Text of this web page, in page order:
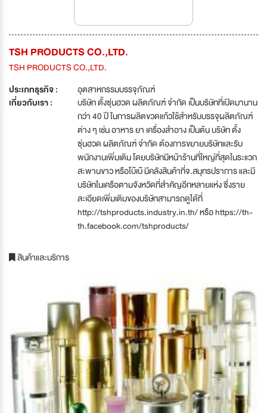
TSH PRODUCTS CO.,LTD.
TSH PRODUCTS CO.,LTD.
ประเภทธุรกิจ :
อุตสาหกรรมบรรจุภัณฑ์
เกี่ยวกับเรา :
บริษัท ตั้งซุ่นฮวด ผลิตภัณฑ์ จำกัด เป็นบริษัทที่เปิดมานาน
กว่า 40 ปี ในการผลิตขวดแก้วใช้สำหรับบรรจุผลิตภัณฑ์
ต่าง ๆ เช่น อาหาร ยา เครื่องสำอาง เป็นต้น บริษัท ตั้ง
ซุ่นฮวด ผลิตภัณฑ์ จำกัด ต้องการขยายบริษัทและรับ
พนักงานเพิ่มเติม โดยบริษัทมีหน้าร้านที่ใหญ่ที่สุดในระแวก
สะพานขาว หรือโบ๊เบ๊ มีคลังสินค้าที่จ.สมุทรปราการ และมี
บริษัทในเครือตามจังหวัดที่สำคัญอีกหลายแห่ง ซึ่งราย
ละเอียดเพิ่มเติมของบริษัทสามารถดูได้ที่
http://tshproducts.industry.in.th/ หรือ https://th-
th.facebook.com/tshproducts/
สินค้าและบริการ